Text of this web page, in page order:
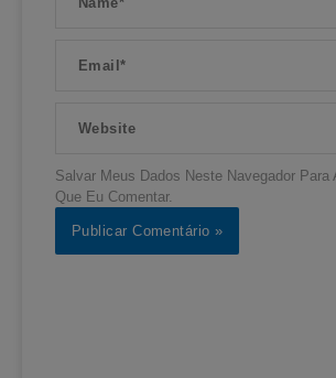
Salvar Meus Dados Neste Navegador Para
Que Eu Comentar.